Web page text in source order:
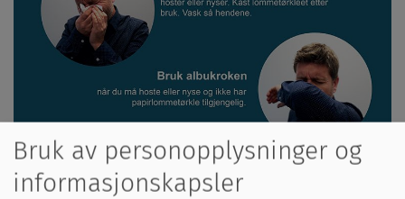
Bruk av personopplysninger og
informasjonskapsler